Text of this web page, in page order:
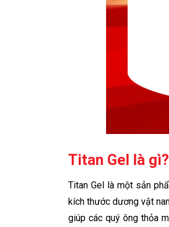
Titan Gel là gì?
Titan Gel là một sản
kích thước dương vật
giúp các quý ông thỏa